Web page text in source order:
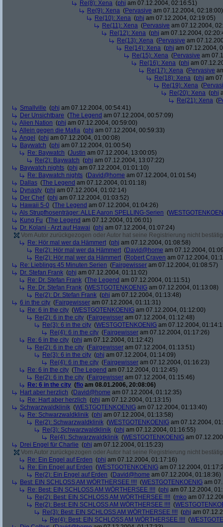
Re(8): Xena (phj am 07.12.2004, 02:16:51)
Re(9): Xena (Pervasive am 07.12.2004, 02:18:00)
Re(10): Xena (phj am 07.12.2004, 02:19:05)
Re(11): Xena (Pervasive am 07.12.2004,
Re(12): Xena (phj am 07.12.2004,
Re(13): Xena (Pervasive am
Re(14): Xena (phj am 07.12.2004,
Re(15): Xena (Pervasive am
Re(16): Xena (phj am
Re(17): Xena (Pervasive
Re(18): Xena (phj am
Re(19): Xena (
Re(20): Xena (phj
Re(21): Xena (
Smallville (phj am 07.12.2004, 00:54:41)
Der Unsichtbare (The Legend am 07.12.2004, 00:57:09)
Alien Nation (phj am 07.12.2004, 00:59:00)
Allein gegen die Mafia (phj am 07.12.2004, 00:59:33)
Angel
(phj am 07.12.2004, 01:00:08)
Baywatch (phj am 07.12.2004, 01:00:54)
Re: Baywatch (Justin am 07.12.2004, 13:00:05)
Re(2): Baywatch (phj am 07.12.2004, 13:07:22)
Baywatch nights (phj am 07.12.2004, 01:01:10)
Re: Baywatch nights (David@home am 07.12.2004, 01:01:54)
Dallas (The Legend am 07.12.2004, 01:01:18)
Dynasty (phj am 07.12.2004, 01:02:14)
Der Chef(phj am 07.12.2004, 01:03:52)
Hawaii 5-0 (The Legend am 07.12.2004, 01:04:26)
Als Strupfhosenträger: ALLE Aaron SPELLING-Serien (
Kung Fu (The Legend am 07.12.2004, 01:06:01)
Dr. Kolani - Arzt auf Hawai (phj am 07.12.2004, 01:07:24)
Vom Autor zurückgezogen oder Autor hat seine Registrierung nicht
Re: Hör mal wer da Hämmert (phj am 07.12.2004, 01:08:58)
Re(2): Hör mal wer da Hämmert (David@home am 07.12.2004,
Re(2): Hör mal wer da Hämmert (Robert Craven am 07.12.2004,
Re: Lieblings 45 Minuten Serien (Fairgewisser am 07.12.2004, 01:08:57)
Dr. Stefan Frank (phj am 07.12.2004, 01:11:02)
Re: Dr. Stefan Frank (The Legend am 07.12.2004, 01:11:51)
Re: Dr. Stefan Frank (WESTGOTENKOENIG am 07.12.2004, 01:13:08)
Re(2): Dr. Stefan Frank (phj am 07.12.2004, 01:13:48)
6 in the city (Fairgewisser am 07.12.2004, 01:11:31)
Re: 6 in the city (WESTGOTENKOENIG am 07.12.2004, 01:12:00)
Re(2): 6 in the city (Fairgewisser am 07.12.2004, 01:12:48)
Re(3): 6 in the city (WESTGOTENKOENIG am 07.12.2004,
Re(4): 6 in the city (Fairgewisser am 07.12.2004, 01:17:26)
Re: 6 in the city (phj am 07.12.2004, 01:12:42)
Re(2): 6 in the city (Fairgewisser am 07.12.2004, 01:13:51)
Re(3): 6 in the city (phj am 07.12.2004, 01:14:09)
Re(4): 6 in the city (Fairgewisser am 07.12.2004, 01:16:23)
Re: 6 in the city (The Legend am 07.12.2004, 01:12:45)
Re(2): 6 in the city (Fairgewisser am 07.12.2004, 01:15:46)
Re: 6 in the city (flo am 08.01.2006, 20:08:06)
Hart aber herzlich (David@home am 07.12.2004, 01:12:35)
Re: Hart aber herzlich (phj am 07.12.2004, 01:13:15)
Schwarzwaldklinik (WESTGOTENKOENIG am 07.12.2004, 01:13:40)
Re: Schwarzwaldklinik (phj am 07.12.2004, 01:13:58)
Re(2): Schwarzwaldklinik (WESTGOTENKOENIG am 07.12.2004,
Re(3): Schwarzwaldklinik (phj am 07.12.2004, 01:16:55)
Re(4): Schwarzwaldklinik (WESTGOTENKOENIG am
Drei Engel für Charlie (phj am 07.12.2004, 01:15:23)
Vom Autor zurückgezogen oder Autor hat seine Registrierung nicht
Re: Ein Engel auf Erden (phj am 07.12.2004, 01:17:16)
Re: Ein Engel auf Erden (WESTGOTENKOENIG am 07.12.2004,
Re(2): Ein Engel auf Erden (David@home am 07.12.2004, 01:18:36)
Best: EIN SCHLOSS AM WÖRTHERSEE !!!! (WESTGOTENKOENIG am
Re: Best: EIN SCHLOSS AM WÖRTHERSEE !!!! (phj am 07.12.2004,
Re(2): Best: EIN SCHLOSS AM WÖRTHERSEE !!!! (mko am
Re(2): Best: EIN SCHLOSS AM WÖRTHERSEE !!!! (
Re(3): Best: EIN SCHLOSS AM WÖRTHERSEE !!!! (phj am
Re(4): Best: EIN SCHLOSS AM WÖRTHERSEE !!!! (